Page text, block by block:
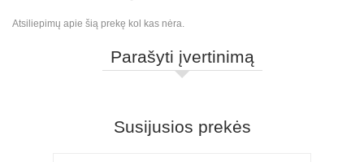
Atsiliepimų apie šią prekę kol kas nėra.
Parašyti įvertinimą
Susijusios prekės